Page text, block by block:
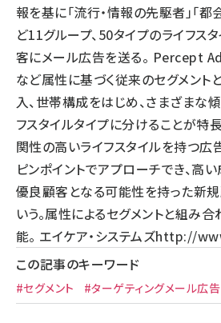
報を基に「流行・情報の先駆者」「都
ど11グループ、50タイプのライフス
客にメール広告を送る。 Percept Ad
など属性に基づく従来のセグメント
入、世帯構成をはじめ、さまざまな
フスタイルタイプに分けることが特
関性の高いライフスタイルを持つ
ピンポイントでアプローチでき、高
優良顧客となる可能性を持った新
いう。属性によるセグメントと組み
能。 エイケア・システムズhttp://
この記事のキーワード
#セグメント #ターゲティングメール広告